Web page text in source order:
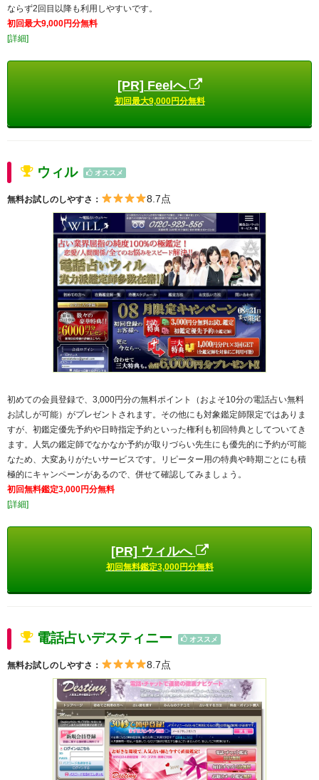
ならず2回目以降も利用しやすいです。
初回最大9,000円分無料
[詳細]
[PR] Feelへ
初回最大9,000円分無料
ウィル オススメ
無料お試しのしやすさ： 8.7点
初めての会員登録で、3,000円分の無料ポイント（およそ10分の電話占い無料
お試しが可能）がプレゼントされます。その他にも対象鑑定師限定ではありま
すが、初鑑定優先予約や日時指定予約といった権利も初回特典としてついてき
ます。人気の鑑定師でなかなか予約が取りづらい先生にも優先的に予約が可能
なため、大変ありがたいサービスです。リピーター用の特典や時期ごとにも積
極的にキャンペーンがあるので、併せて確認してみましょう。
初回無料鑑定3,000円分無料
[詳細]
[PR] ウィルへ
初回無料鑑定3,000円分無料
電話占いデスティニー オススメ
無料お試しのしやすさ： 8.7点